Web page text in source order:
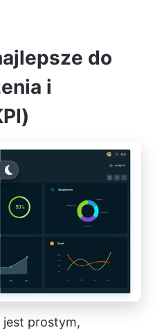
do
i
jest prostym,